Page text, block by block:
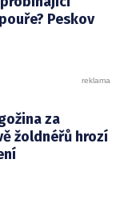
Peskov
za
žoldnéřů hrozí